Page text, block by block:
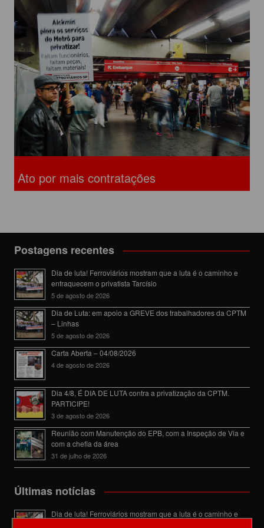
Ato por mais contratações
Postagens recentes
Dia de luta! Ferroviários mostram que a luta é o caminho e
enfraquecem o privatista Tarcísio
5 de agosto de 2026
Dia de Luta: em apoio a GREVE dos trabalhadores da CPTM
– Linhas
5 de agosto de 2026
Carta Aberta – 04/08/2026
4 de agosto de 2026
Dia 4/8, É DIA DE LUTA contra a privatização da CPTM.
PARTICIPE!
3 de agosto de 2026
Reunião com Manutenção do EPB, com a Inspeção de Via e
com a chefia da área
31 de julho de 2026
Últimas notícias
Dia de luta! Ferroviários mostram que a luta é o caminho e